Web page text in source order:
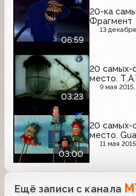
06:59
20-ка
Фрагмент
13
03:23
20 самых-
место.
9 мая
03:00
20 самых-
место.
11 мая
Ещё записи с канала